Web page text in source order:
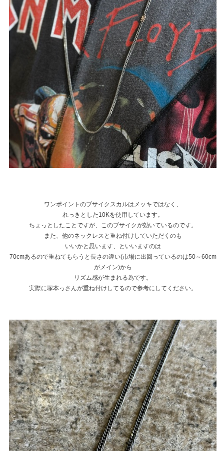
ワンポイントのブサイクスカルはメッキではなく、
れっきとした10Kを使用しています。
ちょっとしたことですが、このブサイクが効いているのです。
また、他のネックレスと重ね付けしていただくのも
いいかと思います、といいますのは
70cmあるので重ねてもらうと長さの違い(市場に出回っているのは50～60cm
がメイン)から
リズム感が生まれる為です。
実際に塚本っさんが重ね付けしてるので参考にしてください。